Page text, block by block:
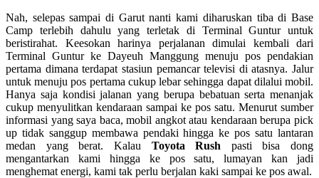
Nah, selepas sampai di Garut nanti kami diharuskan tiba di Base
Camp terlebih dahulu yang terletak di Terminal Guntur untuk
beristirahat. Keesokan harinya perjalanan dimulai kembali dari
Terminal Guntur ke Dayeuh Manggung menuju pos pendakian
pertama dimana terdapat stasiun pemancar televisi di atasnya. Jalur
untuk menuju pos pertama cukup lebar sehingga dapat dilalui mobil.
Hanya saja kondisi jalanan yang berupa bebatuan serta menanjak
cukup menyulitkan kendaraan sampai ke pos satu. Menurut sumber
informasi yang saya baca, mobil angkot atau kendaraan berupa pick
up tidak sanggup membawa pendaki hingga ke pos satu lantaran
medan yang berat. Kalau Toyota Rush pasti bisa dong
mengantarkan kami hingga ke pos satu, lumayan kan jadi
menghemat energi, kami tak perlu berjalan kaki sampai ke pos awal.